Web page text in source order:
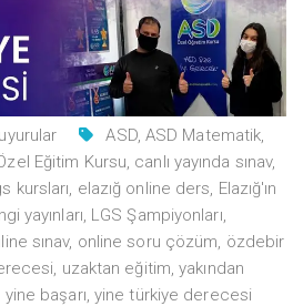
ASD, ASD Matematik,
Eğitim Kursu, canlı yayında sınav,
kursları, elazığ online ders, Elazığ'ın
yayınları, LGS Şampiyonları,
sınav, online soru çözüm, özdebir
, uzaktan eğitim,yakından
başarı, yine türkiye derecesi